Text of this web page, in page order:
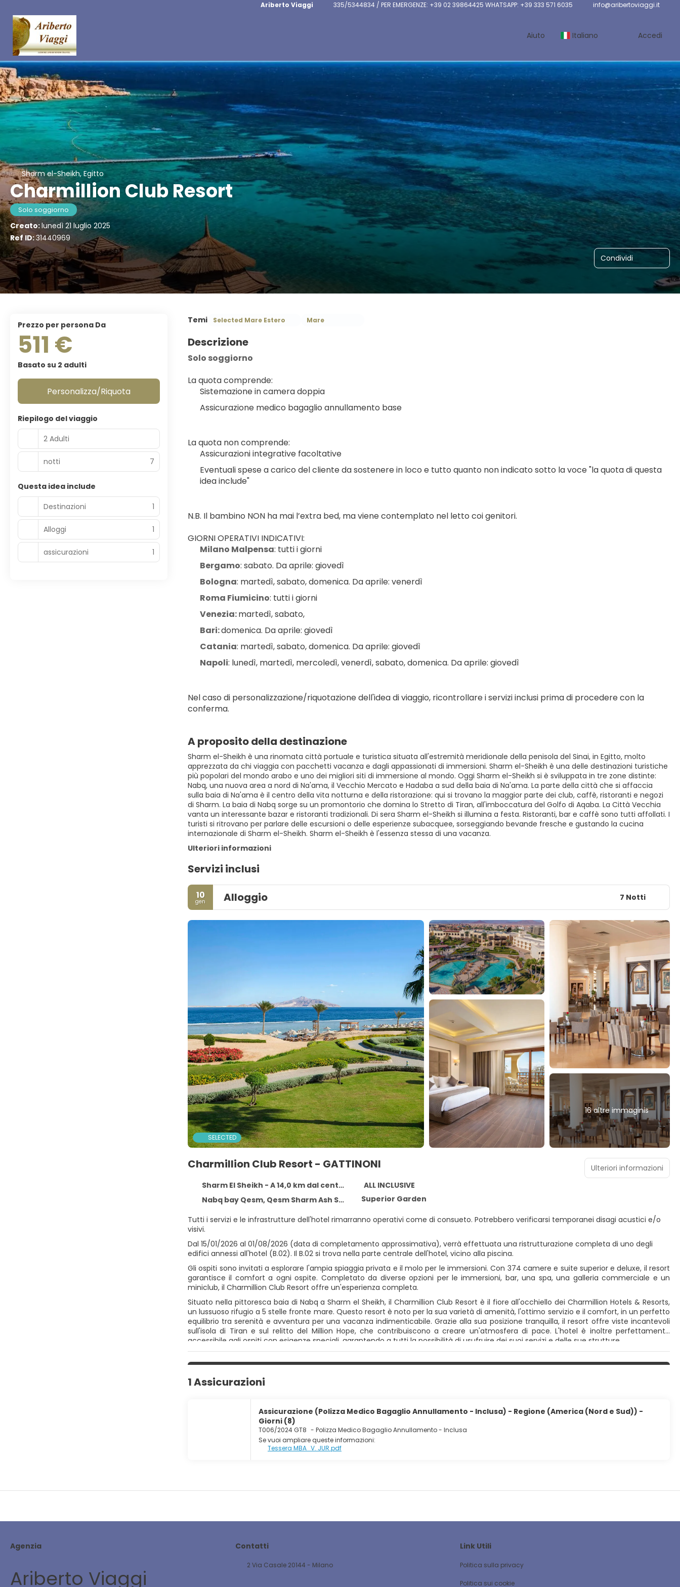
Ariberto Viaggi 335/5344834 / PER EMERGENZE: +39 02 39864425 WHATSAPP: +39 333 571 6035 info@aribertoviaggi.it
Aiuto Italiano Accedi
Sharm el-Sheikh, Egitto
Charmillion Club Resort
Solo soggiorno
Creato:lunedì 21 luglio 2025
Ref ID:31440969
Condividi
Temi Selected Mare Estero Mare
Descrizione
Solo soggiorno
La quota comprende:
Sistemazione in camera doppia
Assicurazione medico bagaglio annullamento base
La quota non comprende:
Assicurazioni integrative facoltative
Eventuali spese a carico del cliente da sostenere in loco e tutto quanto non indicato sotto la voce "la quota di questa
idea include"
N.B. Il bambino NON ha mai l’extra bed, ma viene contemplato nel letto coi genitori.
GIORNI OPERATIVI INDICATIVI:
Milano Malpensa: tutti i giorni
Bergamo: sabato. Da aprile: giovedì
Bologna: martedì, sabato, domenica. Da aprile: venerdì
Roma Fiumicino: tutti i giorni
Venezia: martedì, sabato,
Bari: domenica. Da aprile: giovedì
Catania: martedì, sabato, domenica. Da aprile: giovedì
Napoli: lunedì, martedì, mercoledì, venerdì, sabato, domenica. Da aprile: giovedì
Nel caso di personalizzazione/riquotazione dell'idea di viaggio, ricontrollare i servizi inclusi prima di procedere con la
conferma.
A proposito della destinazione
Sharm el-Sheikh è una rinomata città portuale e turistica situata all'estremità meridionale della penisola del Sinai, in Egitto, molto
apprezzata da chi viaggia con pacchetti vacanza e dagli appassionati di immersioni. Sharm el-Sheikh è una delle destinazioni turistiche
più popolari del mondo arabo e uno dei migliori siti di immersione al mondo. Oggi Sharm el-Sheikh si è sviluppata in tre zone distinte:
Nabq, una nuova area a nord di Na'ama, il Vecchio Mercato e Hadaba a sud della baia di Na'ama. La parte della città che si affaccia
sulla baia di Na'ama è il centro della vita notturna e della ristorazione: qui si trovano la maggior parte dei club, caffè, ristoranti e negozi
di Sharm. La baia di Nabq sorge su un promontorio che domina lo Stretto di Tiran, all'imboccatura del Golfo di Aqaba. La Città Vecchia
vanta un interessante bazar e ristoranti tradizionali. Di sera Sharm el-Sheikh si illumina a festa. Ristoranti, bar e caffè sono tutti affollati. I
turisti si ritrovano per parlare delle escursioni o delle esperienze subacquee, sorseggiando bevande fresche e gustando la cucina
internazionale di Sharm el-Sheikh. Sharm el-Sheikh è l'essenza stessa di una vacanza.
Ulteriori informazioni
Servizi inclusi
10
gen Alloggio 7 Notti
SELECTED
16 altre immaginis
Charmillion Club Resort - GATTINONI
Sharm El Sheikh - A 14,0 km dal centro
ALL INCLUSIVE
Nabq bay Qesm, Qesm Sharm Ash Sheikh, South Sinai Governorate, Sharm El Sheikh 11111
Superior Garden
Situato nella pittoresca baia di Nabq a Sharm el Sheikh, il Charmillion Club Resort è il fiore all'occhiello dei Charmillion Hotels & Resorts,
un lussuoso rifugio a 5 stelle fronte mare. Questo resort è noto per la sua varietà di amenità, l'ottimo servizio e il comfort, in un perfetto
equilibrio tra serenità e avventura per una vacanza indimenticabile. Grazie alla sua posizione tranquilla, il resort offre viste incantevoli
sull'isola di Tiran e sul relitto del Million Hope, che contribuiscono a creare un'atmosfera di pace. L'hotel è inoltre perfettamente
accessibile agli ospiti con esigenze speciali, garantendo a tutti la possibilità di usufruire dei suoi servizi e delle sue strutture.
Gli ospiti sono invitati a esplorare l'ampia spiaggia privata e il molo per le immersioni. Con 374 camere e suite superior e deluxe, il resort
garantisce il comfort a ogni ospite. Completato da diverse opzioni per le immersioni, bar, una spa, una galleria commerciale e un
miniclub, il Charmillion Club Resort offre un'esperienza completa.
Dal 15/01/2026 al 01/08/2026 (data di completamento approssimativa), verrà effettuata una ristrutturazione completa di uno degli
edifici annessi all'hotel (B.02). Il B.02 si trova nella parte centrale dell'hotel, vicino alla piscina.
Tutti i servizi e le infrastrutture dell'hotel rimarranno operativi come di consueto. Potrebbero verificarsi temporanei disagi acustici e/o
visivi.
Ulteriori informazioni
1 Assicurazioni
Assicurazione (Polizza Medico Bagaglio Annullamento - Inclusa) - Regione (America (Nord e Sud)) -
Giorni (8)
T006/2024 GT8 - Polizza Medico Bagaglio Annullamento - Inclusa
Se vuoi ampliare queste informazioni:
Tessera MBA_V. JUR.pdf
Prezzo per persona Da
511 €
Basato su 2 adulti
Personalizza/Riquota
Riepilogo del viaggio
2 Adulti
notti 7
Questa idea include
Destinazioni
1
Alloggi 1
assicurazioni 1
Agenzia
Ariberto Viaggi
Contatti
2 Via Casale 20144 - Milano
Link Utili
Politica sulla privacy
Politica sui cookie